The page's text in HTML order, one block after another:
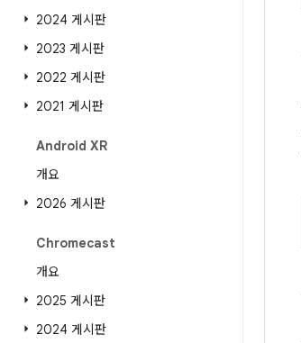
2024 게시판
2023 게시판
2022 게시판
2021 게시판
Android XR
개요
2026 게시판
Chromecast
개요
2025 게시판
2024 게시판